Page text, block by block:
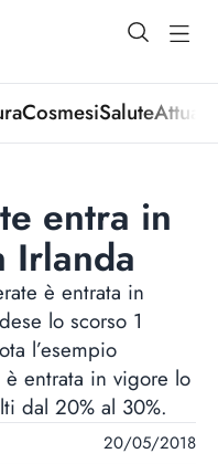
open
CosmesiSalute
entra in
Irlanda
è entrata in
lo scorso 1
l’esempio
è entrata in vigore lo
dal 20% al 30%.
20/05/2018